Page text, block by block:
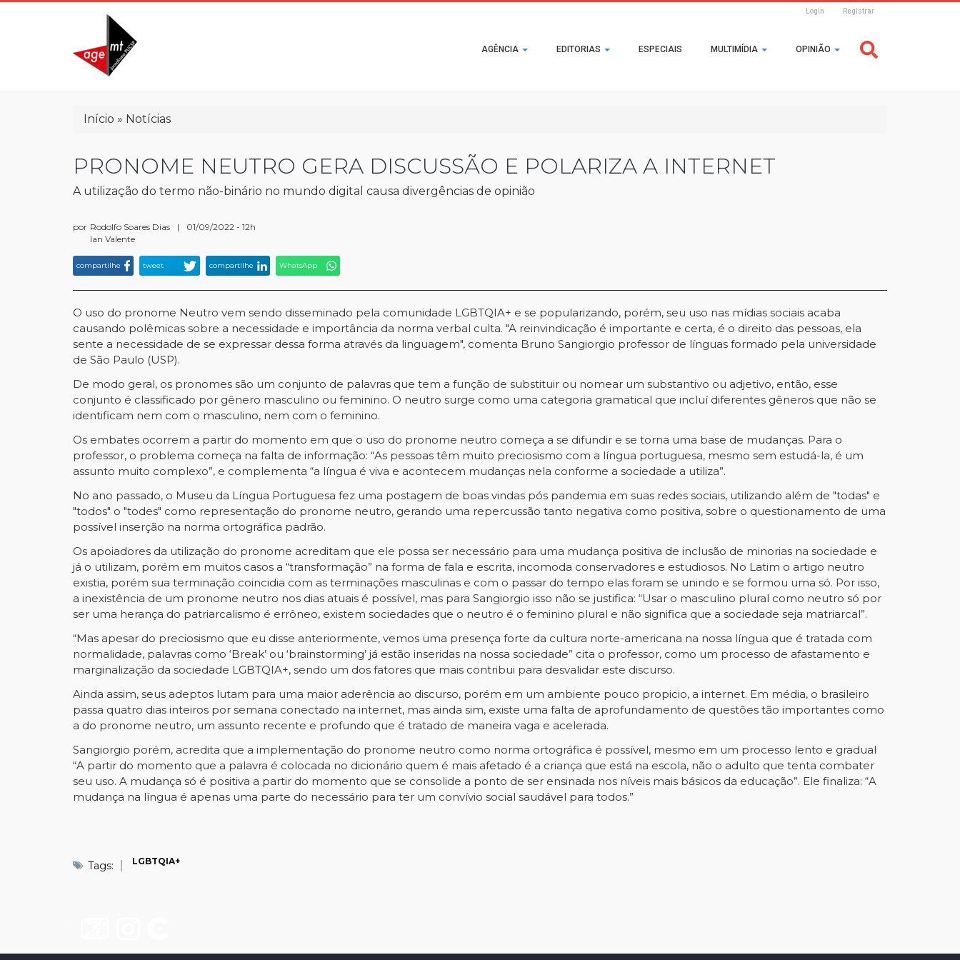
Login Registrar
Main
navigation
AGÊNCIA EDITORIAS ESPECIAIS MULTIMÍDIA OPINIÃO
Trilha
navegação
Início Notícias
PRONOME NEUTRO GERA DISCUSSÃO E POLARIZA A INTERNET
A utilização do termo não-binário no mundo digital causa divergências de opinião
por Rodolfo Soares Dias
Ian Valente
| 01/09/2022 - 12h
compartilhe tweet compartilhe WhatsApp
O uso do pronome Neutro vem sendo disseminado pela comunidade LGBTQIA+ e se popularizando, porém, seu uso nas mídias sociais acaba
causando polêmicas sobre a necessidade e importância da norma verbal culta. "A reinvindicação é importante e certa, é o direito das pessoas, ela
sente a necessidade de se expressar dessa forma através da linguagem", comenta Bruno Sangiorgio professor de línguas formado pela universidade
de São Paulo (USP).
De modo geral, os pronomes são um conjunto de palavras que tem a função de substituir ou nomear um substantivo ou adjetivo, então, esse
conjunto é classificado por gênero masculino ou feminino. O neutro surge como uma categoria gramatical que incluí diferentes gêneros que não se
identificam nem com o masculino, nem com o feminino.
Os embates ocorrem a partir do momento em que o uso do pronome neutro começa a se difundir e se torna uma base de mudanças. Para o
professor, o problema começa na falta de informação: “As pessoas têm muito preciosismo com a língua portuguesa, mesmo sem estudá-la, é um
assunto muito complexo”, e complementa “a língua é viva e acontecem mudanças nela conforme a sociedade a utiliza”.
No ano passado, o Museu da Língua Portuguesa fez uma postagem de boas vindas pós pandemia em suas redes sociais, utilizando além de "todas" e
"todos" o "todes" como representação do pronome neutro, gerando uma repercussão tanto negativa como positiva, sobre o questionamento de uma
possível inserção na norma ortográfica padrão.
Os apoiadores da utilização do pronome acreditam que ele possa ser necessário para uma mudança positiva de inclusão de minorias na sociedade e
já o utilizam, porém em muitos casos a “transformação” na forma de fala e escrita, incomoda conservadores e estudiosos. No Latim o artigo neutro
existia, porém sua terminação coincidia com as terminações masculinas e com o passar do tempo elas foram se unindo e se formou uma só. Por isso,
a inexistência de um pronome neutro nos dias atuais é possível, mas para Sangiorgio isso não se justifica: “Usar o masculino plural como neutro só por
ser uma herança do patriarcalismo é errôneo, existem sociedades que o neutro é o feminino plural e não significa que a sociedade seja matriarcal”.
“Mas apesar do preciosismo que eu disse anteriormente, vemos uma presença forte da cultura norte-americana na nossa língua que é tratada com
normalidade, palavras como ‘Break’ ou ‘brainstorming’ já estão inseridas na nossa sociedade” cita o professor, como um processo de afastamento e
marginalização da sociedade LGBTQIA+, sendo um dos fatores que mais contribui para desvalidar este discurso.
Ainda assim, seus adeptos lutam para uma maior aderência ao discurso, porém em um ambiente pouco propicio, a internet. Em média, o brasileiro
passa quatro dias inteiros por semana conectado na internet, mas ainda sim, existe uma falta de aprofundamento de questões tão importantes como
a do pronome neutro, um assunto recente e profundo que é tratado de maneira vaga e acelerada.
Sangiorgio porém, acredita que a implementação do pronome neutro como norma ortográfica é possível, mesmo em um processo lento e gradual
“A partir do momento que a palavra é colocada no dicionário quem é mais afetado é a criança que está na escola, não o adulto que tenta combater
seu uso. A mudança só é positiva a partir do momento que se consolide a ponto de ser ensinada nos níveis mais básicos da educação”. Ele finaliza: “A
mudança na língua é apenas uma parte do necessário para ter um convívio social saudável para todos.”
Tags: LGBTQIA+